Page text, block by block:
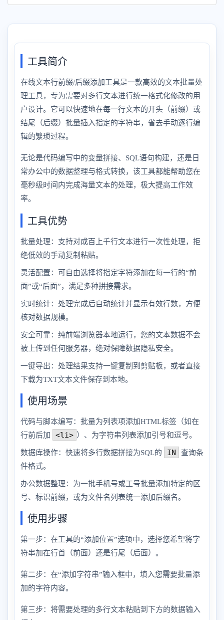
工具简介
在线文本行前缀/后缀添加工具是一款高效的文本批量处
理工具，专为需要对多行文本进行统一格式化修改的用
户设计。它可以快速地在每一行文本的开头（前缀）或
结尾（后缀）批量插入指定的字符串，省去手动逐行编
辑的繁琐过程。
无论是代码编写中的变量拼接、SQL语句构建，还是日
常办公中的数据整理与格式转换，该工具都能帮助您在
毫秒级时间内完成海量文本的处理，极大提高工作效
率。
工具优势
批量处理：支持对成百上千行文本进行一次性处理，拒
绝低效的手动复制粘贴。
灵活配置：可自由选择将指定字符添加在每一行的“前
面”或“后面”，满足多种拼接需求。
实时统计：处理完成后自动统计并显示有效行数，方便
核对数据规模。
安全可靠：纯前端浏览器本地运行，您的文本数据不会
被上传到任何服务器，绝对保障数据隐私安全。
一键导出：处理结果支持一键复制到剪贴板，或者直接
下载为TXT文本文件保存到本地。
使用场景
代码与脚本编写：批量为列表项添加HTML标签（如在
行前后加
<li> ）、为字符串列表添加引号和逗号。
数据库操作：快速将多行数据拼接为SQL的 IN
查询条
件格式。
办公数据整理：为一批手机号或工号批量添加特定的区
号、标识前缀，或为文件名列表统一添加后缀名。
使用步骤
第一步：在工具的“添加位置”选项中，选择您希望将字
符串加在行首（前面）还是行尾（后面）。
第二步：在“添加字符串”输入框中，填入您需要批量添
加的字符内容。
第三步：将需要处理的多行文本粘贴到下方的数据输入